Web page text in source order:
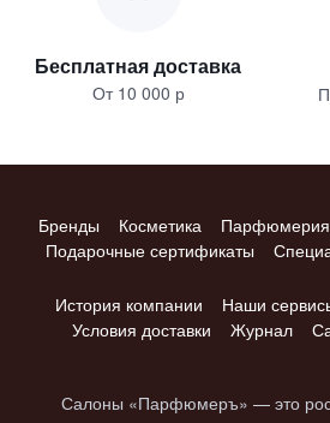
Бесплатная доставка
От 10 000 р
Бренды Косметика Парфюмерия
Подарочные сертификаты
История компании Наши
Условия доставки
Журнал
Салоны «Парфюмеръ» — это